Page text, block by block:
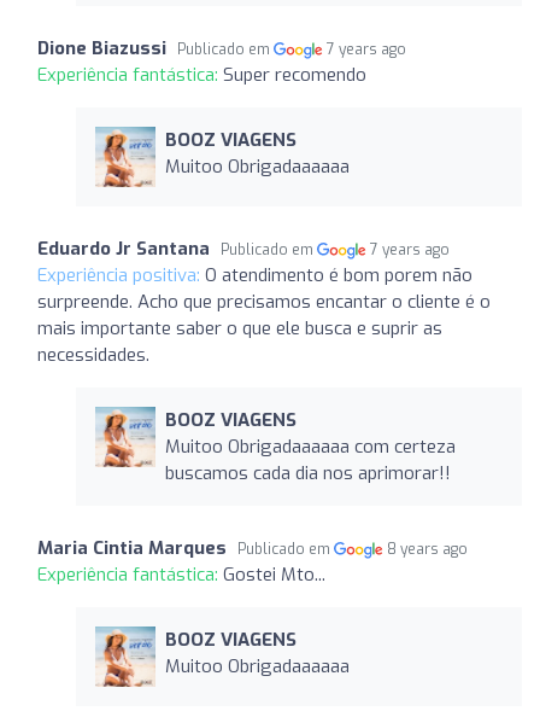
Dione Biazussi Publicado em 7 years ago
Experiência fantástica: Super recomendo
BOOZ VIAGENS
Muitoo Obrigadaaaaaa
Eduardo Jr Santana Publicado em 7 years ago
Experiência positiva: O atendimento é bom porem não
surpreende. Acho que precisamos encantar o cliente é o
mais importante saber o que ele busca e suprir as
necessidades.
BOOZ VIAGENS
Muitoo Obrigadaaaaaa com certeza
buscamos cada dia nos aprimorar!!
Maria Cintia Marques Publicado em 8 years ago
Experiência fantástica: Gostei Mto...
BOOZ VIAGENS
Muitoo Obrigadaaaaaa